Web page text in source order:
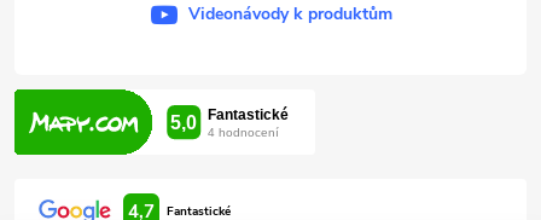
Videonávody k produktům
4,7 Fantastické